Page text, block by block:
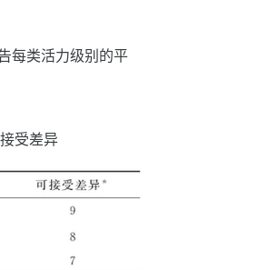
每类活力级别的平
受差异